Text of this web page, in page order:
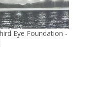
Eye Foundation -